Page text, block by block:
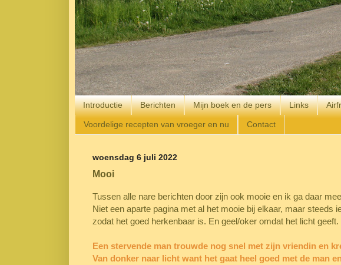
Introductie Berichten Mijn boek en de pers Links
Voordelige recepten van vroeger en nu Contact
woensdag 6 juli 2022
Mooi
Tussen alle nare berichten door zijn ook mooie en ik ga daar
Niet een aparte pagina met al het mooie bij elkaar, maar steeds
zodat het goed herkenbaar is. En geel/oker omdat het licht geeft.
Een stervende man trouwde nog snel met zijn vriendin en
Van donker naar licht want het gaat heel goed met de man